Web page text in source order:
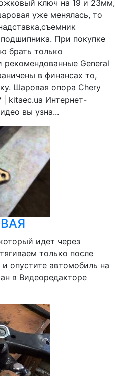
ключ на 19 и 23мм,
уже менялась, то
При покупке
брать только
рекомендованные General
в финансах то,
Шаровая опора Chery
| kitaec.ua Интернет-
вы узна...
идет через
только после
опустите автомобиль на
в Видеоредакторе